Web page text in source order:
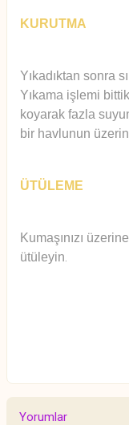
KURUTMA
Yıkadıktan sonra
Yıkama işlemi
koyarak fazla
bir havlunun
ÜTÜLEME
Kumaşınızı
ütüleyin.
Yorumlar